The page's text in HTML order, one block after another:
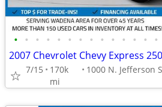
• • • • • • • • • • • • • •
2007 Chevrolet Chevy Express
7/15
170k
mi